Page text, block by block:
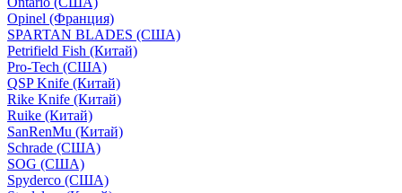
Opinel (Франция)
SPARTAN BLADES (США)
Petrifield Fish (Китай)
Pro-Tech (США)
QSP Knife (Китай)
Rike Knife (Китай)
Ruike (Китай)
SanRenMu (Китай)
Schrade (США)
SOG (США)
Spyderco (США)